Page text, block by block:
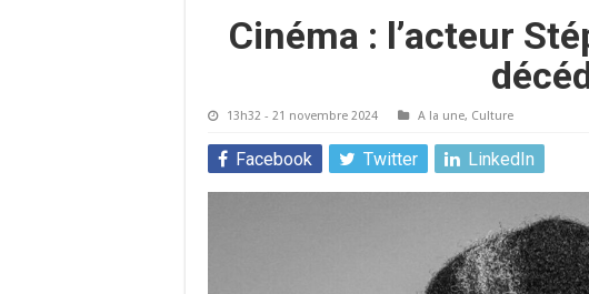
Cinéma : l’acteur
13h32 - 21 novembre 2024 A la une, Culture
Facebook Twitter LinkedIn